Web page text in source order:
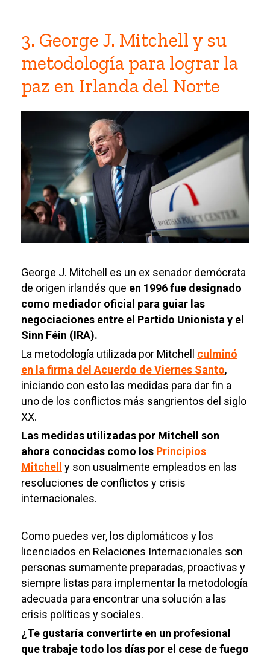
3. George J. Mitchell y su
metodología para lograr la
paz en Irlanda del Norte
George J. Mitchell es un ex senador demócrata
de origen irlandés que en 1996 fue designado
como mediador oficial para guiar las
negociaciones entre el Partido Unionista y el
Sinn Féin (IRA).
La metodología utilizada por Mitchell culminó
en la firma del Acuerdo de Viernes Santo,
iniciando con esto las medidas para dar fin a
uno de los conflictos más sangrientos del siglo
XX.
Las medidas utilizadas por Mitchell son
ahora conocidas como los Principios
Mitchell y son usualmente empleados en las
resoluciones de conflictos y crisis
internacionales.
Como puedes ver, los diplomáticos y los
licenciados en Relaciones Internacionales son
personas sumamente preparadas, proactivas y
siempre listas para implementar la metodología
adecuada para encontrar una solución a las
crisis políticas y sociales.
¿Te gustaría convertirte en un profesional
que trabaje todo los días por el cese de fuego